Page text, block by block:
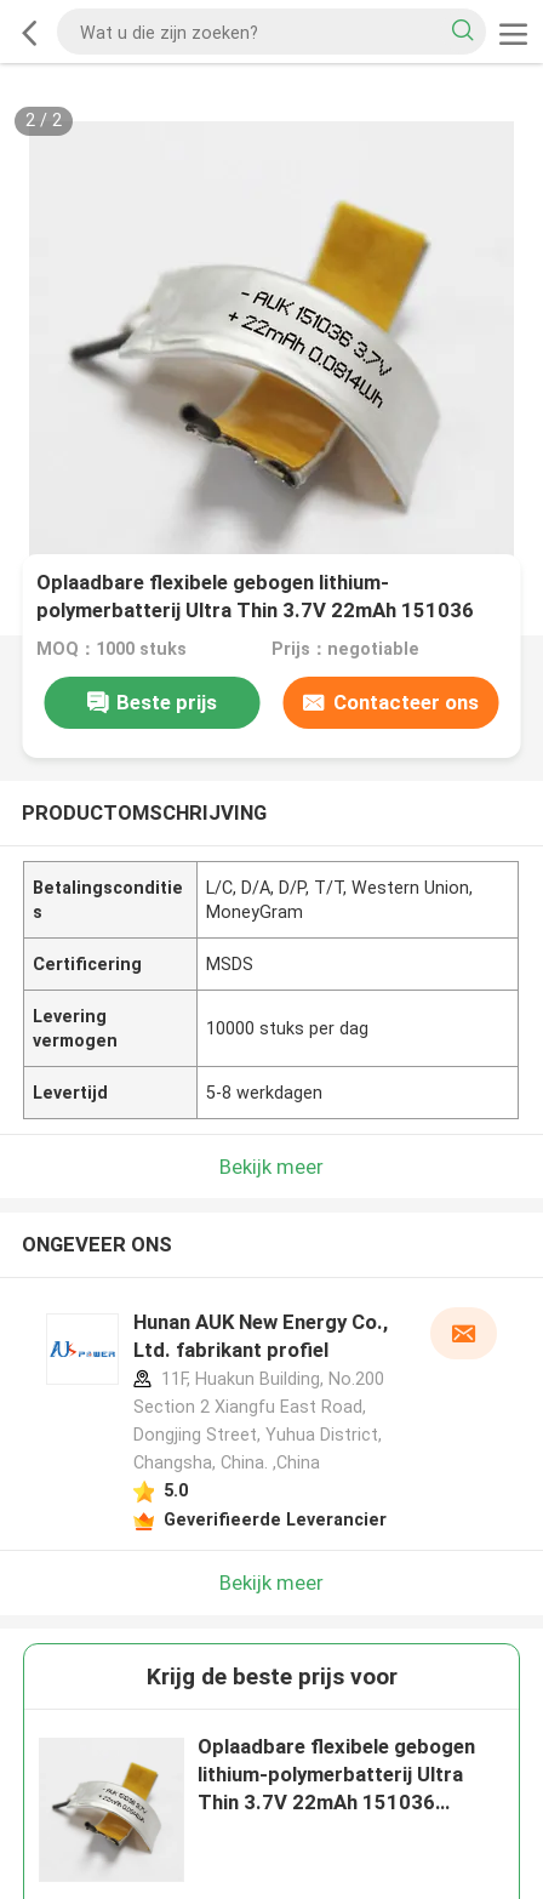
2/ 2
Oplaadbare flexibele gebogen lithium-
polymerbatterij Ultra Thin 3.7V 22mAh 151036
1.5mm Lipo-batterij voor draagbare apparaten
MOQ：1000 stuks Prijs：negotiable
Beste prijs Contacteer ons
PRODUCTOMSCHRIJVING
Betalingsconditie
s
L/C, D/A, D/P, T/T, Western Union,
MoneyGram
Certificering MSDS
Levering
vermogen
10000 stuks per dag
Levertijd 5-8 werkdagen
Bekijk meer
ONGEVEER ONS
Hunan AUK New Energy Co.,
Ltd. fabrikant profiel
11F, Huakun Building, No.200
Section 2 Xiangfu East Road,
Dongjing Street, Yuhua District,
Changsha, China. ,China
5.0
Geverifieerde Leverancier
Bekijk meer
Krijg de beste prijs voor
Oplaadbare flexibele gebogen
lithium-polymerbatterij Ultra
Thin 3.7V 22mAh 151036